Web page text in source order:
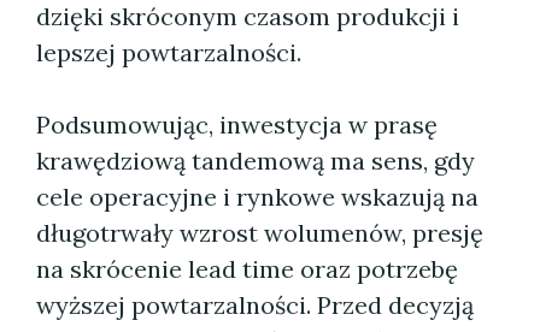
dzięki skróconym czasom produkcji i
lepszej powtarzalności.
Podsumowując, inwestycja w prasę
krawędziową tandemową ma sens, gdy
cele operacyjne i rynkowe wskazują na
długotrwały wzrost wolumenów, presję
na skrócenie lead time oraz potrzebę
wyższej powtarzalności. Przed decyzją